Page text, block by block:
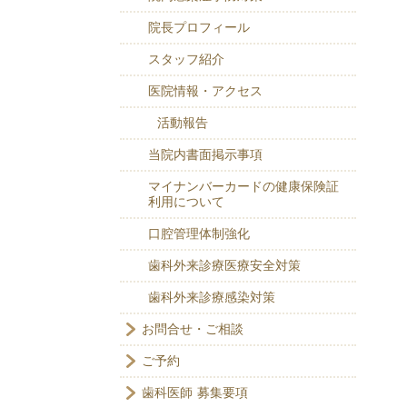
院長プロフィール
スタッフ紹介
医院情報・アクセス
活動報告
当院内書面掲示事項
マイナンバーカードの健康保険証
利用について
口腔管理体制強化
歯科外来診療医療安全対策
歯科外来診療感染対策
お問合せ・ご相談
ご予約
歯科医師 募集要項